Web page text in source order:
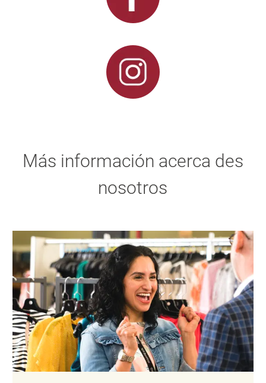
Más información acerca des
nosotros